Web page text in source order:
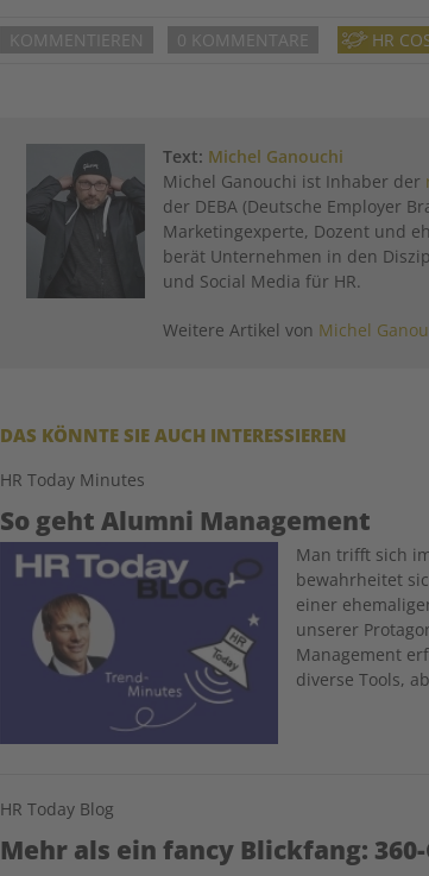
KOMMENTIEREN 0 KOMMENTARE HR
Text: Michel Ganouchi
Michel Ganouchi ist Inhaber der
der DEBA (Deutsche Employer
Marketingexperte, Dozent und
berät Unternehmen in den
und Social Media für HR.
Weitere Artikel von Michel
DAS KÖNNTE SIE AUCH INTERESSIEREN
HR Today Minutes
So geht Alumni Management
Image
Man trifft sich
bewahrheitet
einer
unserer
Management
diverse Tools,
HR Today Blog
Mehr als ein fancy Blickfang: